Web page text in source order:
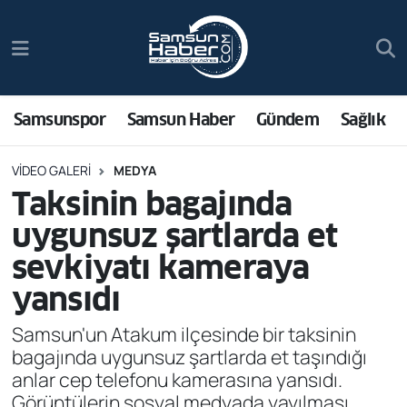
Samsunspor Samsun Haber Gündem Sağlık
VIDEO GALERI MEDYA
Taksinin bagajında
uygunsuz şartlarda et
sevkiyatı kameraya
yansıdı
Samsun'un Atakum ilçesinde bir taksinin
bagajında uygunsuz şartlarda et taşındığı
anlar cep telefonu kamerasına yansıdı.
Samsun Haber
Sağlık
Asayiş
Bilim ve Teknoloji
Bölge
Dünya
Ekonomi
Trafik Durumu
Süper Lig Puan Durumu ve Fikstür
Tüm Manşetler
Son Dakika Haberleri
Haber Arşivi